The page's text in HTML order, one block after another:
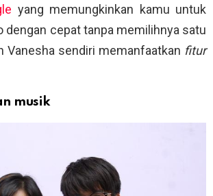
yang memungkinkan kamu untuk
dengan cepat tanpa memilihnya satu
Vanesha sendiri memanfaatkan fitur
musik